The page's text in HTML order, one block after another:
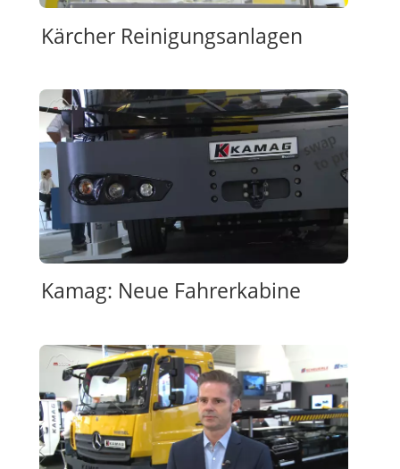
Kärcher Reinigungsanlagen
Kamag: Neue Fahrerkabine